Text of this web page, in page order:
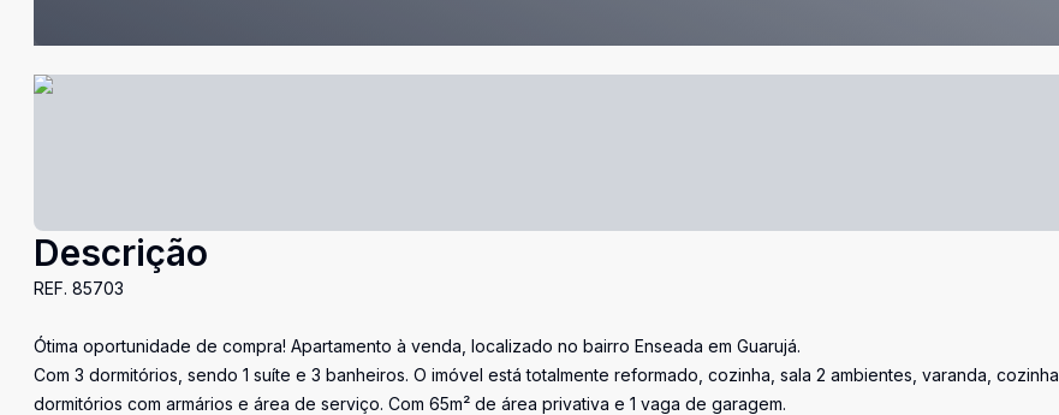
Descrição
REF. 85703
Ótima oportunidade de compra! Apartamento à venda, localizado no bairro Enseada em Guarujá.
Com 3 dormitórios, sendo 1 suíte e 3 banheiros. O imóvel está totalmente reformado, cozinha, sala 2 ambientes, varanda, cozinha,
dormitórios com armários e área de serviço. Com 65m² de área privativa e 1 vaga de garagem.